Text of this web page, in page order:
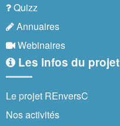
Quizz
Annuaires
Webinaires
Les infos du projet
Le projet REnversC
Nos activités